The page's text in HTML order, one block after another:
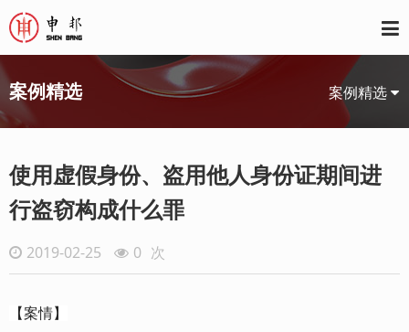
案例精选 案例精选
使用虚假身份、盗用他人身份证期间进
行盗窃构成什么罪
2019-02-25 0 次
【案情】